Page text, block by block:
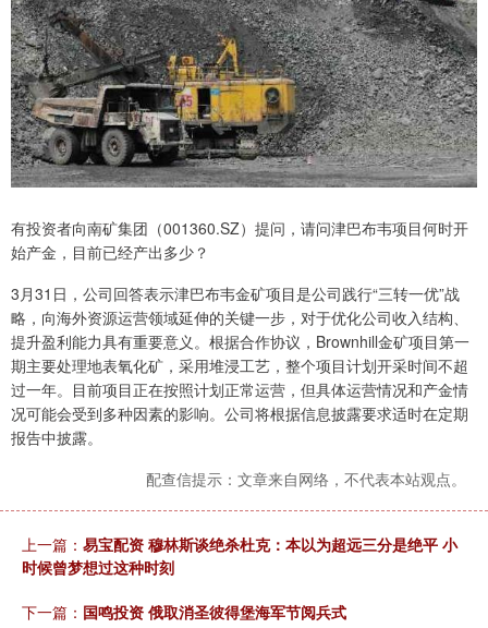
有投资者向南矿集团（001360.SZ）提问，请问津巴布韦项目何时开
始产金，目前已经产出多少？
3月31日，公司回答表示津巴布韦金矿项目是公司践行“三转一优”战
略，向海外资源运营领域延伸的关键一步，对于优化公司收入结构、
提升盈利能力具有重要意义。根据合作协议，Brownhill金矿项目第一
期主要处理地表氧化矿，采用堆浸工艺，整个项目计划开采时间不超
过一年。目前项目正在按照计划正常运营，但具体运营情况和产金情
况可能会受到多种因素的影响。公司将根据信息披露要求适时在定期
报告中披露。
配查信提示：文章来自网络，不代表本站观点。
上一篇： 易宝配资 穆林斯谈绝杀杜克：本以为超远三分是绝平 小
时候曾梦想过这种时刻
下一篇： 国鸣投资 俄取消圣彼得堡海军节阅兵式